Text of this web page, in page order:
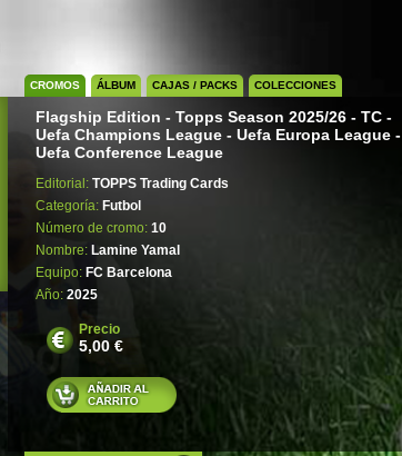
CROMOS ÁLBUM CAJAS / PACKS COLECCIONES
Flagship Edition - Topps Season 2025/26 - TC -
Uefa Champions League - Uefa Europa League -
Uefa Conference League
Editorial: TOPPS Trading Cards
Categoría: Futbol
Número de cromo: 10
Nombre: Lamine Yamal
Equipo: FC Barcelona
Año: 2025
Precio
5,00 €